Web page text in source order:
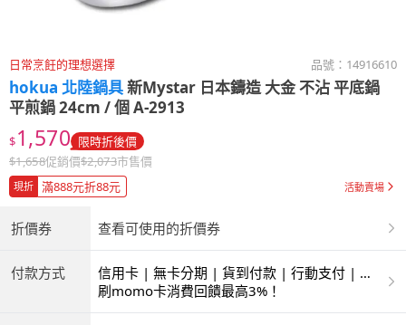
日常烹飪的理想選擇 品號： 14916610
hokua 北陸鍋具新Mystar 日本鑄造 大金 不沾 平底鍋
平煎鍋 24cm / 個 A-2913
$1,570 限時折後價
$1,658促銷價$2,073市售價
現折 滿888元折88元 活動賣場
折價券 查看可使用的折價券
付款方式
信用卡 | 無卡分期 | 貨到付款 | 行動支付 | 超
商付款 | ATM | 銀聯卡
刷momo卡消費回饋最高3%！